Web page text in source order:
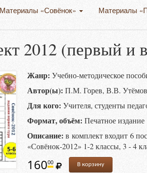
Материалы «Совёнок» Материалы
2012 (первый и
Жанр: Учебно-методическое
Автор(ы): П.М. Горев, В.В. Утёмов
Для кого: Учителя, студенты
Формат, объём: Печатное издание
Описание: в комплект входит 6
«Совёнок-2012» 1-2 классы, 3 - 4
16000 В корзину